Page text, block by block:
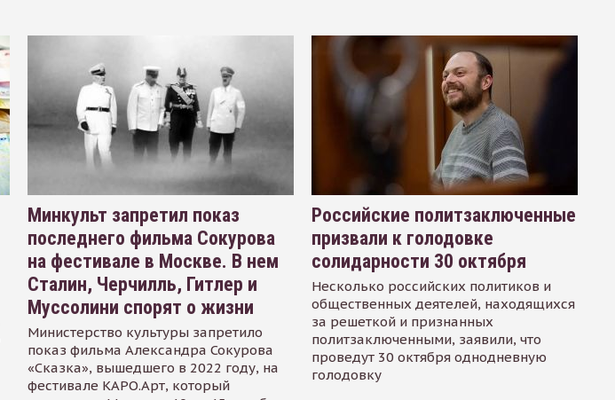
Минкульт запретил показ
последнего фильма Сокурова
на фестивале в Москве. В нем
Сталин, Черчилль, Гитлер и
Муссолини спорят о жизни
Министерство культуры запретило
показ фильма Александра Сокурова
«Сказка», вышедшего в 2022 году, на
фестивале КАРО.Арт, который
Российские политзаключенные
призвали к голодовке
солидарности 30 октября
Несколько российских политиков и
общественных деятелей, находящихся
за решеткой и признанных
политзаключенными, заявили, что
проведут 30 октября однодневную
голодовку